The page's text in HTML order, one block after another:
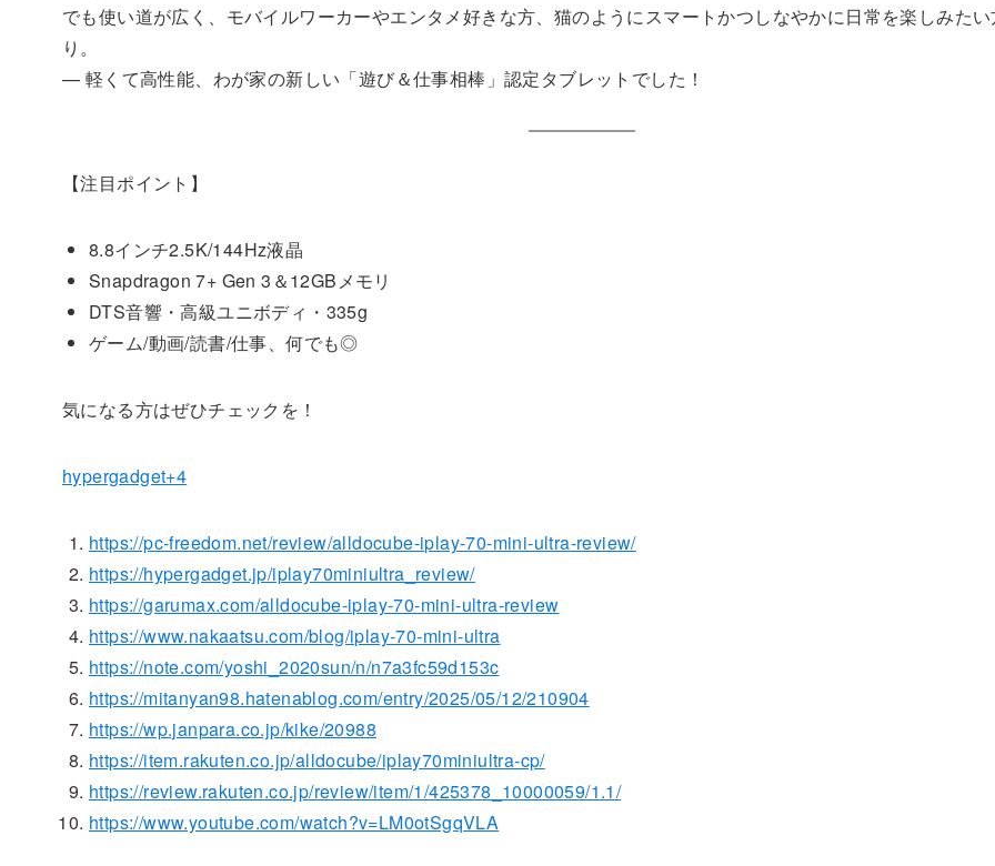
でも使い道が広く、モバイルワーカーやエンタメ好きな方、猫のようにスマートかつしなやかに日常を楽しみた
り。
— 軽くて高性能、わが家の新しい「遊び＆仕事相棒」認定タブレットでした！
【注目ポイント】
8.8インチ2.5K/144Hz液晶
Snapdragon 7+ Gen 3＆12GBメモリ
DTS音響・高級ユニボディ・335g
ゲーム/動画/読書/仕事、何でも◎
気になる方はぜひチェックを！
hypergadget+4
https://pc-freedom.net/review/alldocube-iplay-70-mini-ultra-review/
https://hypergadget.jp/iplay70miniultra_review/
https://garumax.com/alldocube-iplay-70-mini-ultra-review
https://www.nakaatsu.com/blog/iplay-70-mini-ultra
https://note.com/yoshi_2020sun/n/n7a3fc59d153c
https://mitanyan98.hatenablog.com/entry/2025/05/12/210904
https://wp.janpara.co.jp/kike/20988
https://item.rakuten.co.jp/alldocube/iplay70miniultra-cp/
https://review.rakuten.co.jp/review/item/1/425378_10000059/1.1/
https://www.youtube.com/watch?v=LM0otSgqVLA